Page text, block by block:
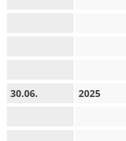
30.06. 2025